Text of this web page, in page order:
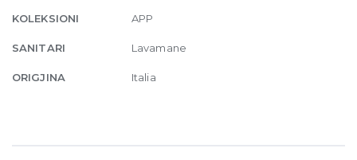
KOLEKSIONI APP
SANITARI Lavamane
ORIGJINA Italia